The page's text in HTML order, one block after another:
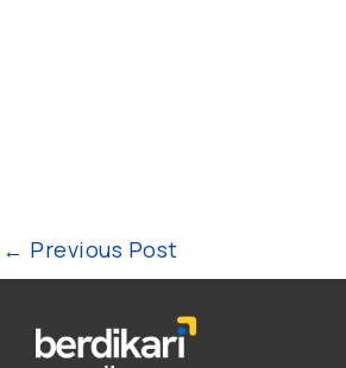
← Previous Post